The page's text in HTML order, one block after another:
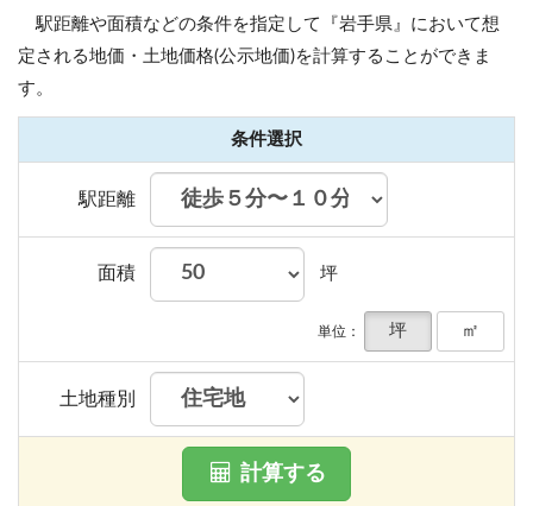
駅距離や面積などの条件を指定して『岩手県』において想
定される地価・土地価格(公示地価)を計算することができま
す。
条件選択
駅距離
面積 坪
単位： 坪 ㎡
土地種別
計算する